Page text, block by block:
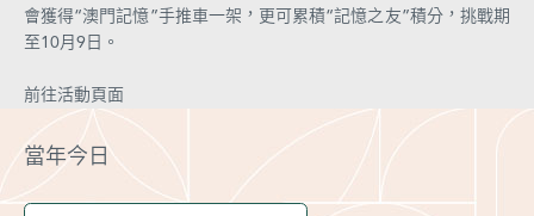
會獲得“澳門記憶”手推車一架，更可累積“記憶之友”積分，挑戰期
至10月9日。
前往活動頁面
當年今日